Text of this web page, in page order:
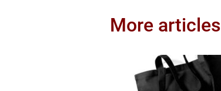
More articles